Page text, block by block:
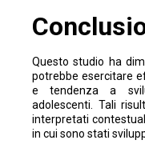
Questo studio ha
potrebbe esercitare
e tendenza a
adolescenti. Tali
interpretati
in cui sono stati